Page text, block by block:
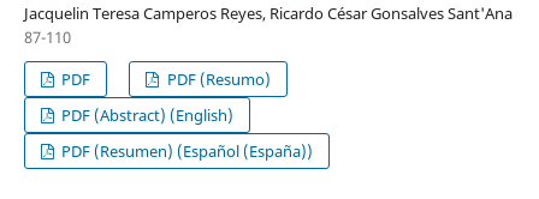
Jacquelin Teresa Camperos Reyes, Ricardo César Gonsalves Sant'Ana
87-110
PDF
PDF (Resumo)
PDF (Abstract) (English)
PDF (Resumen) (Español (España))